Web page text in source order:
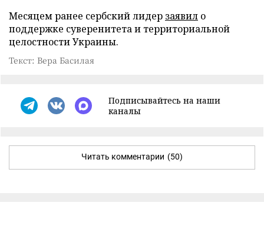
Месяцем ранее сербский лидер заявил о
поддержке суверенитета и территориальной
целостности Украины.
Текст: Вера Басилая
Подписывайтесь на наши
каналы
Читать комментарии (50)